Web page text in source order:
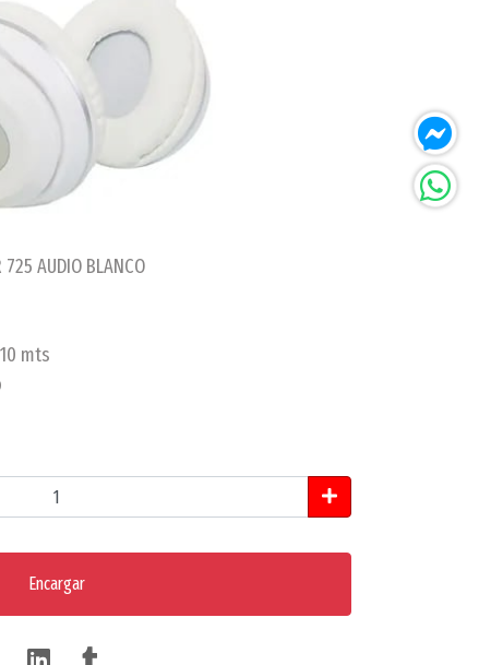
725 AUDIO BLANCO
mts
Encargar